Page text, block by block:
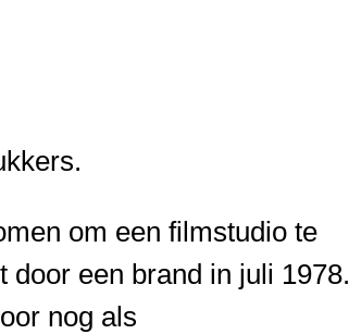
om een filmstudio te
een brand in juli 1978.
nog als